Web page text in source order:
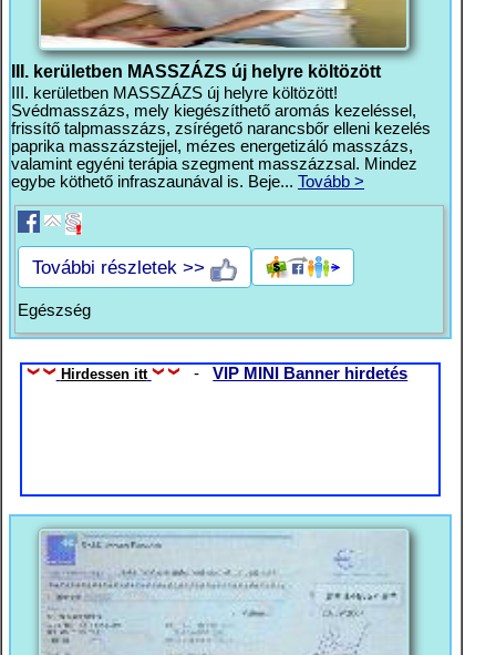
III. kerületben MASSZÁZS új helyre költözött
III. kerületben MASSZÁZS új helyre költözött!
Svédmasszázs, mely kiegészíthető aromás kezeléssel,
frissítő talpmasszázs, zsírégető narancsbőr elleni kezelés
paprika masszázstejjel, mézes energetizáló masszázs,
valamint egyéni terápia szegment masszázzsal. Mindez
egybe köthető infraszaunával is. Beje... Tovább >
További részletek >>
Egészség
Hirdessen itt -VIP MINI Banner hirdetés